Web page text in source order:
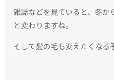
雑誌などを見ていると、冬か
と変わりますね。
そして髪の毛も変えたくなる